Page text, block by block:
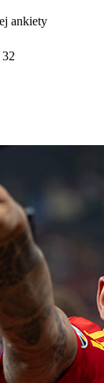
ankiety
32